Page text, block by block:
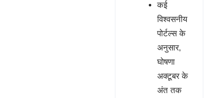
कई
विश्वसनीय
पोर्टल्स के
अनुसार,
घोषणा
अक्टूबर के
अंत तक